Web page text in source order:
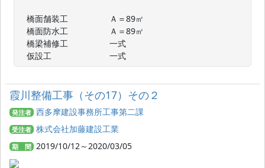
橋面舗装工　　　　　Ａ＝89㎡
橋面防水工　　　　　Ａ＝89㎡
橋梁補修工　　　　　一式
仮設工　　　　　　　一式
霞川整備工事（その17）その２
発注者 西多摩建設事務所工事第二課
受注者 株式会社加藤建設工業
期 間 2019/10/12～2020/03/05